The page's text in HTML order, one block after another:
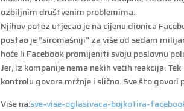
ozbiljnim društvenim problemima.
Njihov potez utjecao je na cijenu dionica
postao je “siromašniji” za više od sedam
hoće li Facebook promijeniti svoju poslovnu
Jer, iz kompanije nema nekih većih reakcija.
kontrolu govora mržnje i slično. Sve što
Više na:sve-vise-oglasivaca-bojkotira-